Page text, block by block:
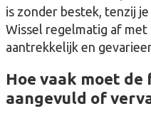
is zonder bestek, tenzij
Wissel regelmatig af
aantrekkelijk en
Hoe vaak moet
aangevuld of